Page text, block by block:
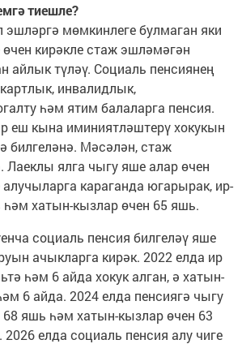
тиешле?
эшләргә мөмкинлеге булмаган яки
кирәкле стаж эшләмәгән
айлык түләү. Социаль пенсиянең
инвалидлык,
һәм ятим балаларга пенсия.
еш кына иминиятләштерү хокукын
билгеләнә. Мәсәлән, стаж
Лаеклы ялга чыгу яше алар өчен
караганда югарырак, ир-
һәм хатын-кызлар өчен 65 яшь.
социаль пенсия билгеләү яше
ачыкларга кирәк. 2022 елда ир
һәм 6 айда хокук алган, ә хатын-
6 айда. 2024 елда пенсиягә чыгу
68 яшь һәм хатын-кызлар өчен 63
елда социаль пенсия алу чиге